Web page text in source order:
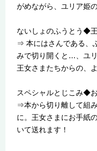
がめながら、ユリア姫
ないしょのふうとう◆
⇒ 本にはさんである、
みで切り開くと…、ユ
王女さまたちからの、
スペシャルとじこみ◆
⇒本から切り離して組
に。王女さまにお手紙
いて送れます！